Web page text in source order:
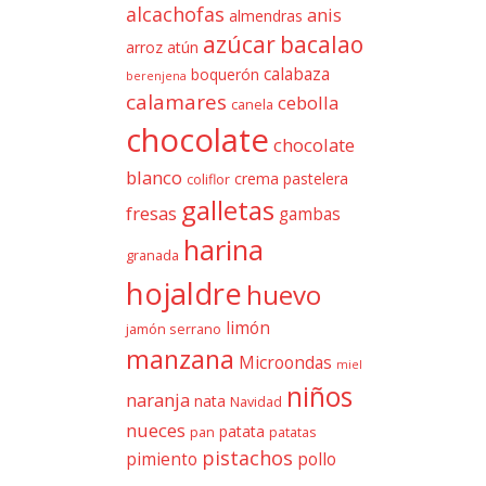
alcachofas almendras anis
arroz atún azúcar bacalao
berenjena boquerón calabaza
calamares canela cebolla
chocolate chocolate
blanco coliflor crema pastelera
fresas galletas gambas
granada harina
hojaldre huevo
jamón serrano limón
manzana Microondas miel
naranja nata Navidad niños
nueces pan patata patatas
pimiento pistachos pollo